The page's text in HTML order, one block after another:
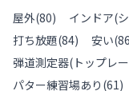
屋外(80) インドア(
打ち放題(84) 安い(86
弾道測定器(トップレ
パター練習場あり (61)